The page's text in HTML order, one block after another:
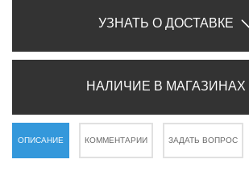
УЗНАТЬ О ДОСТАВКЕ
НАЛИЧИЕ В МАГАЗИНАХ
ОПИСАНИЕ КОММЕНТАРИИ ЗАДАТЬ ВОПРОС